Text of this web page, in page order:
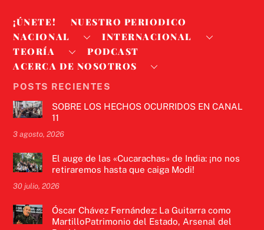
¡ÚNETE!
NUESTRO PERIODICO
NACIONAL
INTERNACIONAL
TEORÍA
PODCAST
ACERCA DE NOSOTROS
POSTS RECIENTES
SOBRE LOS HECHOS OCURRIDOS EN CANAL
11
3 agosto, 2026
El auge de las «Cucarachas» de India: ¡no nos
retiraremos hasta que caiga Modi!
30 julio, 2026
Óscar Chávez Fernández: La Guitarra como
MartilloPatrimonio del Estado, Arsenal del